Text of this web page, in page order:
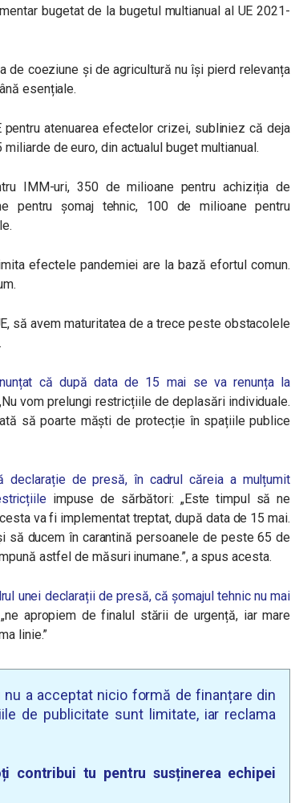
bugetat de la bugetul multianual al UE 2021-
coeziune și de agricultură nu își pierd relevanța
esențiale.
atenuarea efectelor crizei, subliniez că deja
de euro, din actualul buget multianual.
IMM-uri, 350 de milioane pentru achiziția de
pentru șomaj tehnic, 100 de milioane pentru
efectele pandemiei are la bază efortul comun.
să avem maturitatea de a trece peste obstacolele
că după data de 15 mai se va renunța la
vom prelungi restricțiile de deplasări individuale.
să poarte măști de protecție în spațiile publice
declarație de presă, în cadrul căreia a mulțumit
impuse de sărbători: „Este timpul să ne
va fi implementat treptat, după data de 15 mai.
să ducem în carantină persoanele de peste 65 de
astfel de măsuri inumane.”, a spus acesta.
unei declarații de presă, că șomajul tehnic nu mai
apropiem de finalul stării de urgență, iar mare
linie.”
nu a acceptat nicio formă de finanțare din
de publicitate sunt limitate, iar reclama
contribui tu pentru susținerea echipei